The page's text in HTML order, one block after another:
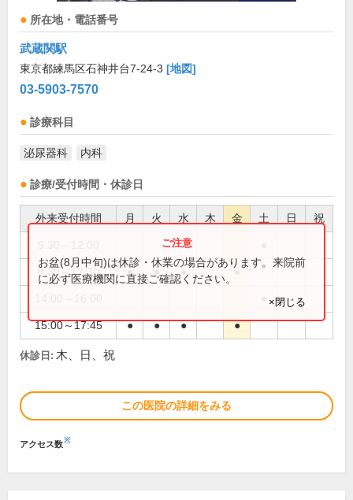
所在地・電話番号
武蔵関駅
東京都練馬区石神井台7-24-3 [地図]
03-5903-7570
診療科目
泌尿器科 内科
診療/受付時間・休診日
外来受付時間 月 火 水 木 金 土 日 祝
9:30～12:30 ● ● ● ●
15:00～17:45 ● ● ● ●
お盆(8月中旬)は休診・休業の場合があります。来院前
に必ず医療機関に直接ご確認ください。
×閉じる
休診日: 木、日、祝
この医院の詳細をみる
アクセス数※